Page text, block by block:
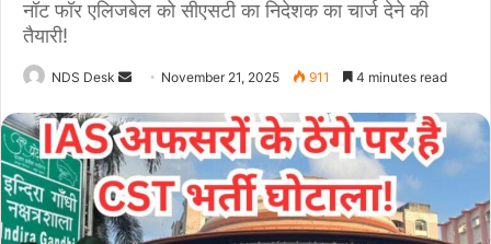
नॉट फॉर एलिजबेल को सीएसटी का निदेशक का चार्ज देने की
तैयारी!
NDS Desk
n
d
a
n
e
November 21, 2025 911 4 minutes read